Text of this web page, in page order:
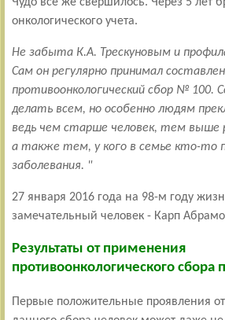
онкологического учета.
Не забыта К.А. Трескуновым и
Сам он регулярно принимал
противоонкологический сбор № 100.
делать всем, но особенно людям
ведь чем старше человек, тем выше
а также тем, у кого в семье кто-то
заболевания. "
27 января 2016 года на 98-м году
замечательный человек - Карп
Результаты от применения
противоонкологического сбора
Первые положительные проявления